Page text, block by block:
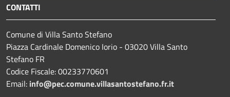
CONTATTI
Comune di Villa Santo Stefano
Piazza Cardinale Domenico Iorio - 03020 Villa Santo
Stefano FR
Codice Fiscale: 00233770601
Email: info@pec.comune.villasantostefano.fr.it